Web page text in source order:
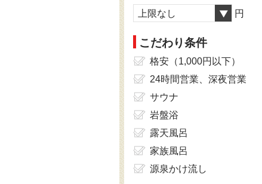
上限なし 円
こだわり条件
格安（1,000円以下）
24時間営業、深夜営業
サウナ
岩盤浴
露天風呂
家族風呂
源泉かけ流し